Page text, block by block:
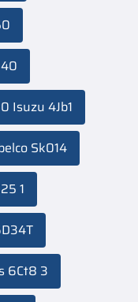
Isuzu 4Jb1
Sk014
1
6Ct8 3